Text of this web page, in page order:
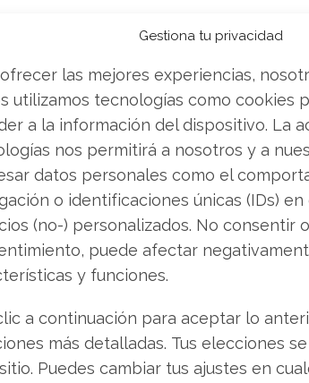
Gestiona tu privacidad
las mejores experiencias,
utilizamos tecnologías como cookies
a la información del dispositivo. La
nos permitirá a nosotros y a
datos personales como el
o identificaciones únicas (IDs)
(no-) personalizados. No consentir
puede afectar
y funciones.
a continuación para aceptar lo
más detalladas. Tus elecciones
Puedes cambiar tus ajustes en
el token nativo ADA refleja la
de la redacción, ADA cotiza
capitalización de mercado
& Greedse mantiene en niveles que
12 puntos.
una zona de soporte crítica
institucionales como Grayscale
también vio la acuñación de tokens
DeFi.